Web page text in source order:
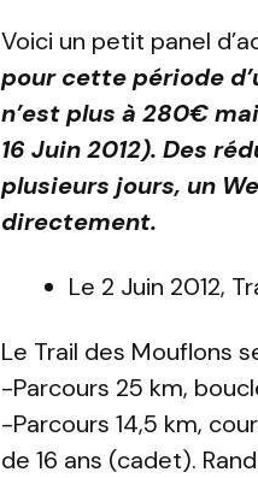
Voici un petit panel
pour cette période
n’est plus à 280€
16 Juin 2012). Des
plusieurs jours, un
directement.
Le 2 Juin 2012,
Le Trail des Mouflons
-Parcours 25 km,
-Parcours 14,5 km,
de 16 ans (cadet).